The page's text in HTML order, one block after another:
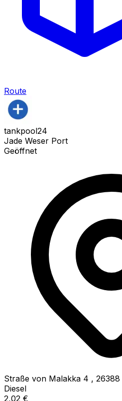
Route
tankpool24
Jade Weser Port
Geöffnet
Straße von Malakka 4 , 26388
Diesel
2,02 €